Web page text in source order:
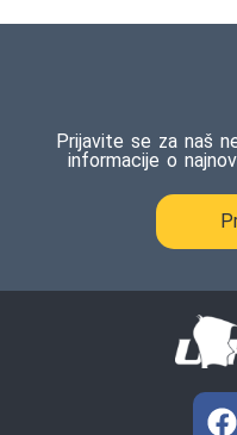
ocene
Prijavite se za naš
informacije o